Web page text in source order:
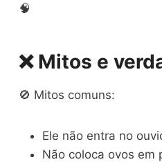
🧠
❌ Mitos e
🚫 Mitos comuns:
Ele não entra no
Não coloca ovos em